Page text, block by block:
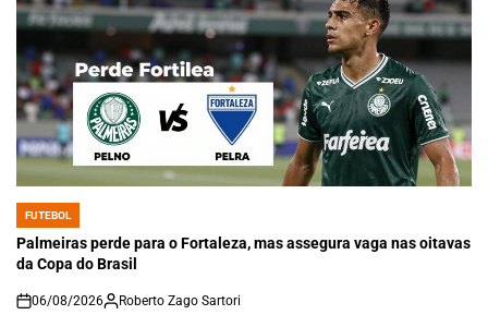
POSTED
IN
FUTEBOL
Palmeiras perde para o Fortaleza, mas assegura vaga nas oitavas
da Copa do Brasil
on
06/08/2026 Roberto Zago Sartori